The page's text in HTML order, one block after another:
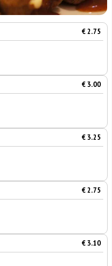
€ 2.75
€ 3.00
€ 3.25
€ 2.75
€ 3.10